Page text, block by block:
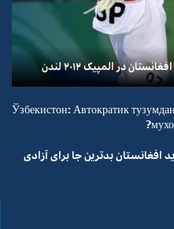
در المپیک ۲۰۱۲ لندن
Ўзбекистон: Автократик
بدترین جا برای آزادی